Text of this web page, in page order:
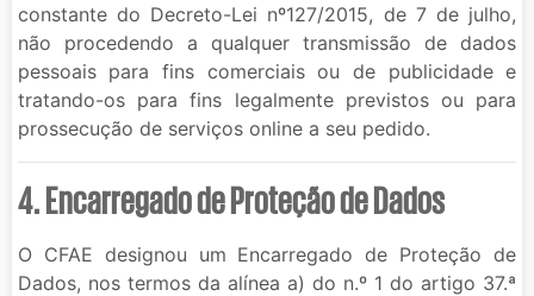
constante do Decreto-Lei nº127/2015, de 7 de julho,
não procedendo a qualquer transmissão de dados
pessoais para fins comerciais ou de publicidade e
tratando-os para fins legalmente previstos ou para
prossecução de serviços online a seu pedido.
4. Encarregado de Proteção de Dados
O CFAE designou um Encarregado de Proteção de
Dados, nos termos da alínea a) do n.º 1 do artigo 37.ª